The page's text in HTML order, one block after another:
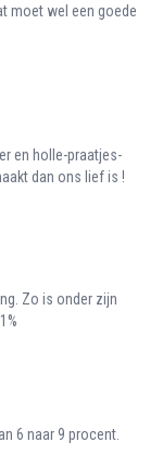
moet wel een goede
en holle-praatjes-
dan ons lief is !
Zo is onder zijn
6 naar 9 procent.